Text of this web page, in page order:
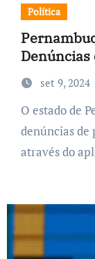
Política
set 9, 2024
O estado de Pernambuco já recebeu 2.823
denúncias
através do